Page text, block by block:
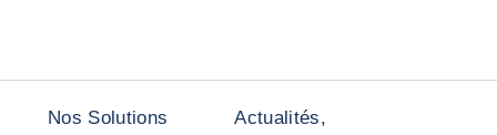
Nos Solutions
Actualités,